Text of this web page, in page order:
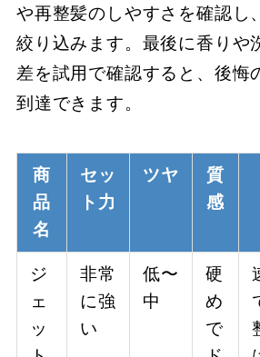
や再整髪のしやすさを確認し
絞り込みます。最後に香りや
差を試用で確認すると、後悔
到達できます。
商
品
名
セッ
ト力
ツヤ
質
感
ジ
ェ
ッ
非常
に強
い
低〜
中
硬
め
で